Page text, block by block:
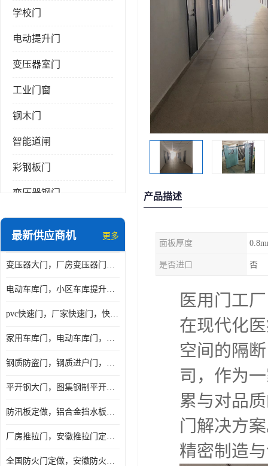
学校门
电动提升门
变压器室门
工业门窗
钢木门
智能道闸
彩钢板门
变压器钢门
非标门
抗爆门
快速门
最新供应商机 更多
变压器大门，厂房变压器门，配电所钢大门，变压器室钢大门
电动车库门，小区车库提升门，安徽提升门厂家，工业滑升门
pvc快速门，厂家快速门，快速卷帘门，感应快速门
家用车库门，电动车库门，车库滑升门，车库门安装
钢质防盗门，钢质进户门，钢质非标门厂家
平开钢大门，图集钢制平开门，厂房平开大门
防汛板定做，铝合金挡水板门，地库挡水板
厂房推拉门，安徽推拉门定做，夹芯板平移大门
全国防火门定做，安徽防火门批发，防火门价格
产品描述
面板厚度
是否进口 否
医用门工
在现代化
空间的隔
司，作为
累与对品
门解决方
精密制造